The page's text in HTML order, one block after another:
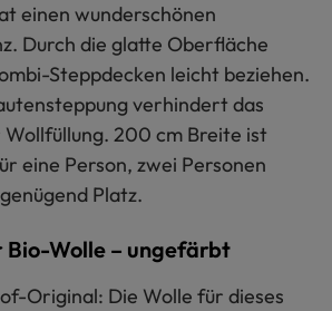
einen wunderschönen
Durch die glatte Oberfläche
Steppdecken leicht beziehen.
verhindert das
200 cm Breite ist
eine Person, zwei Personen
Platz.
Bio-Wolle – ungefärbt
Original: Die Wolle für dieses